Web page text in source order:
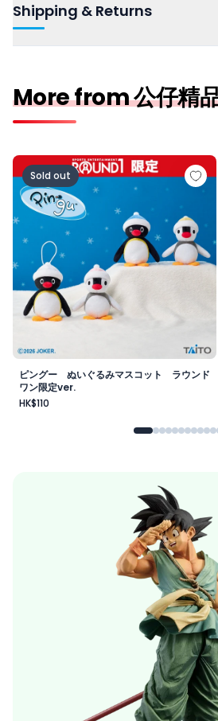
Shipping & Returns
More from 公仔精
ピングー ぬいぐるみマスコット
Sold out
ピングー ぬいぐるみマスコット ラウンド
ワン限定ver.
HK$110